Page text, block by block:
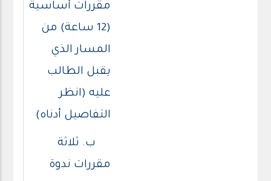
مقررات أساسية
(12 ساعة) من
المسار الذي
يقبل الطالب
عليه (انظر
التفاصيل أدناه)
ب. ثلاثة
مقررات ندوة